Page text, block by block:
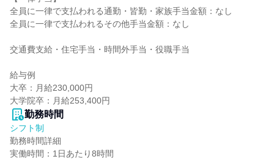
全員に一律で支払われる通勤・皆勤・家族手当金額：なし
全員に一律で支払われるその他手当金額：なし
交通費支給・住宅手当・時間外手当・役職手当
給与例
大卒：月給230,000円
大学院卒：月給253,400円
勤務時間
シフト制
勤務時間詳細
実働時間：1日あたり8時間